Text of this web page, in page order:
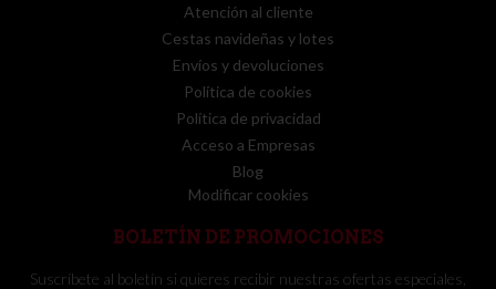
Atención al cliente
Cestas navideñas y lotes
Envíos y devoluciones
Política de cookies
Política de privacidad
Acceso a Empresas
Blog
Modificar cookies
BOLETÍN DE PROMOCIONES
Suscríbete al boletín si quieres recibir nuestras ofertas especiales,